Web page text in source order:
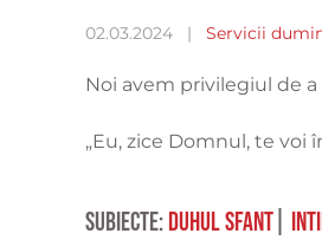
02.03.2024 | Servicii
Noi avem privilegiul de
„Eu, zice Domnul, te voi
Subiecte:duhul sfant